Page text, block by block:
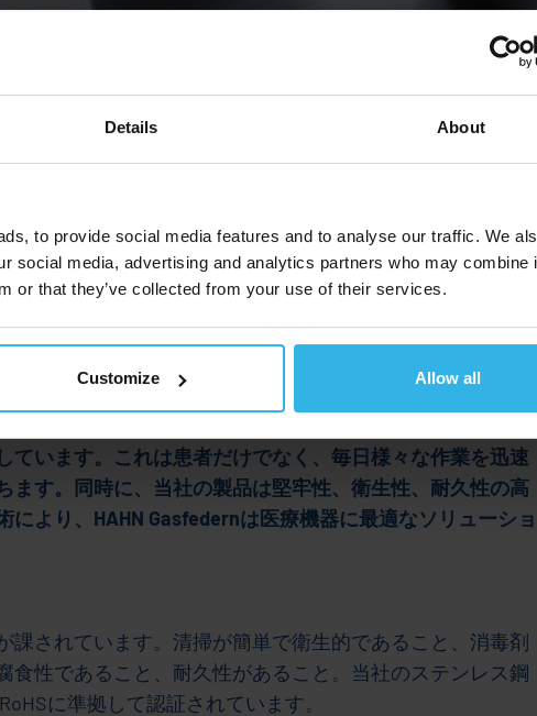
Details About
to provide social media features and to analyse our traffic. We
social media, advertising and analytics partners who may combine
or that they’ve collected from your use of their services.
Customize Allow all
に至るまで、HAHN Gasfedern社は医療機器や家具用に設
います。これは患者だけでなく、毎日様々な作業を迅速
す。同時に、当社の製品は堅牢性、衛生性、耐久性の高
より、HAHN Gasfedernは医療機器に最適なソリューショ
されています。清掃が簡単で衛生的であること、消毒剤
性であること、耐久性があること。当社のステンレス鋼
に準拠して認証されています。